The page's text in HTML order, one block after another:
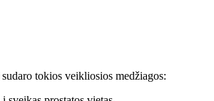
tokios veikliosios medžiagos: